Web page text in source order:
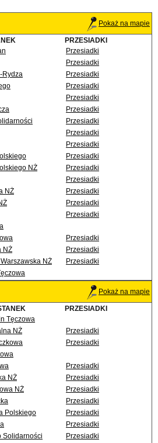
Pokaż na mapie
PRZESIADKI
Przesiadki
Przesiadki
Rydza
Przesiadki
Przesiadki
Przesiadki
Przesiadki
Przesiadki
Przesiadki
Przesiadki
Przesiadki
NŻ
Przesiadki
Przesiadki
NŻ
Przesiadki
Przesiadki
Przesiadki
Przesiadki
NŻ
Przesiadki
NŻ
Przesiadki
Pokaż na mapie
PRZESIADKI
Tęczowa
NŻ
Przesiadki
Przesiadki
Przesiadki
NŻ
Przesiadki
NŻ
Przesiadki
Przesiadki
Polskiego
Przesiadki
Przesiadki
Solidarności Przesiadki